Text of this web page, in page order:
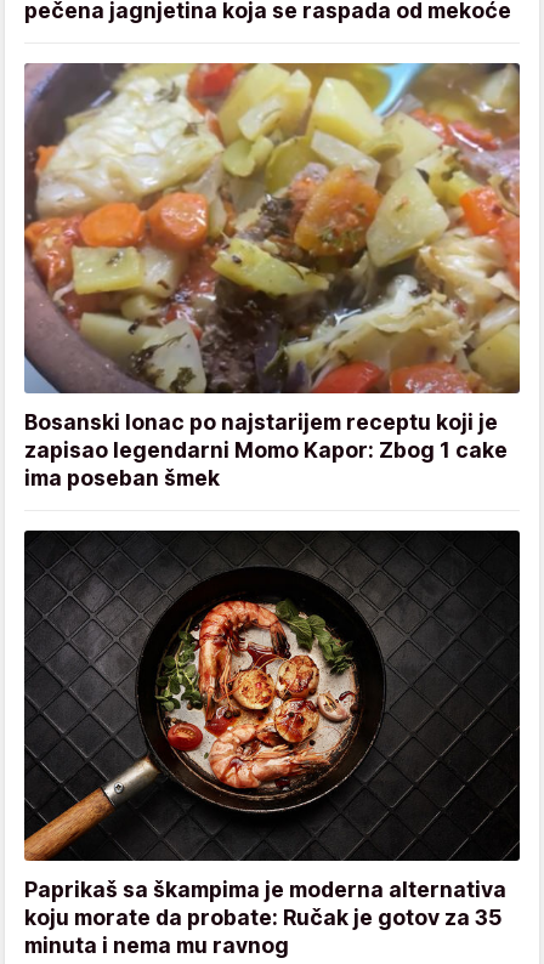
pečena jagnjetina koja se raspada od mekoće
Bosanski lonac po najstarijem receptu koji je
zapisao legendarni Momo Kapor: Zbog 1 cake
ima poseban šmek
Paprikaš sa škampima je moderna alternativa
koju morate da probate: Ručak je gotov za 35
minuta i nema mu ravnog